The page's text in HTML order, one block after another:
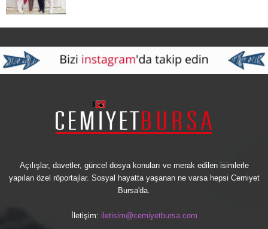
Açılışlar, davetler, güncel dosya konuları ve merak edilen isimlerle
yapılan özel röportajlar. Sosyal hayatta yaşanan ne varsa hepsi Cemiyet
Bursa'da.
İletişim: iletisim@cemiyetbursa.com